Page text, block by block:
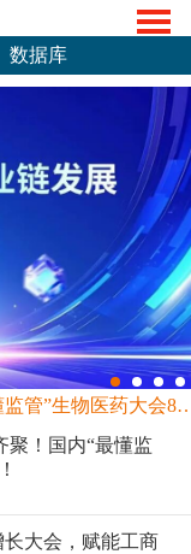
数据库
20+监管与首席审评专家齐聚！国内“最
聚！国内“最懂监
长大会，赋能工商